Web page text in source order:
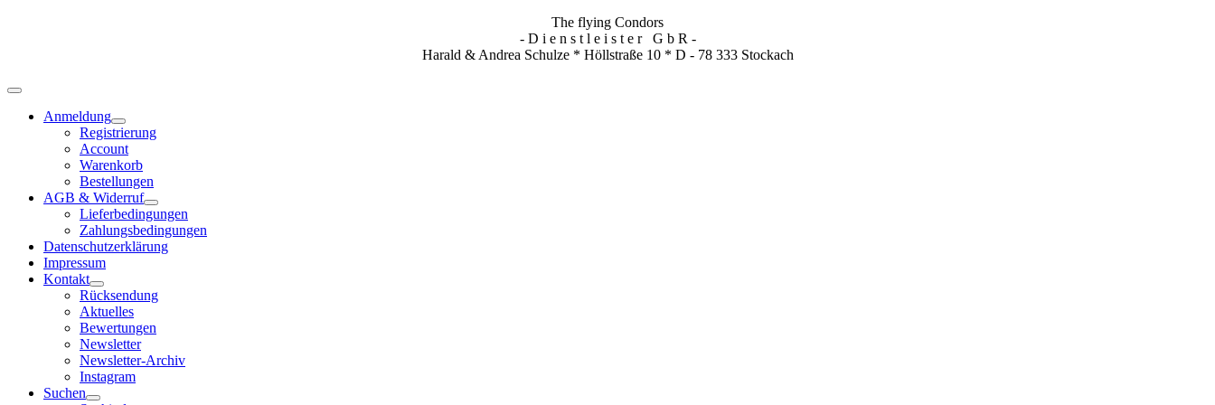
The flying Condors
- D i e n s t l e i s t e r G b R -
Harald & Andrea Schulze * Höllstraße 10 * D - 78 333 Stockach
Anmeldung
Registrierung
Account
Warenkorb
Bestellungen
AGB & Widerruf
Lieferbedingungen
Zahlungsbedingungen
Datenschutzerklärung
Impressum
Kontakt
Rücksendung
Aktuelles
Bewertungen
Newsletter
Newsletter-Archiv
Instagram
Suchen